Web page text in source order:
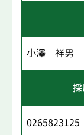
小澤 祥
0265823125